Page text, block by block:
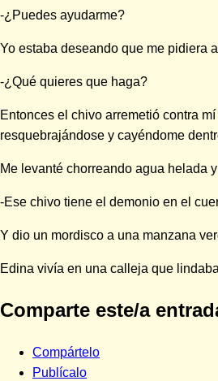
-¿Puedes ayudarme?
Yo estaba deseando que me pidiera
-¿Qué quieres que haga?
Entonces el chivo arremetió contra
resquebrajándose y cayéndome
Me levanté chorreando agua helada
-Ese chivo tiene el demonio en el
Y dio un mordisco a una manzana
Edina vivía en una calleja que
Comparte este/a
Compártelo
Publícalo